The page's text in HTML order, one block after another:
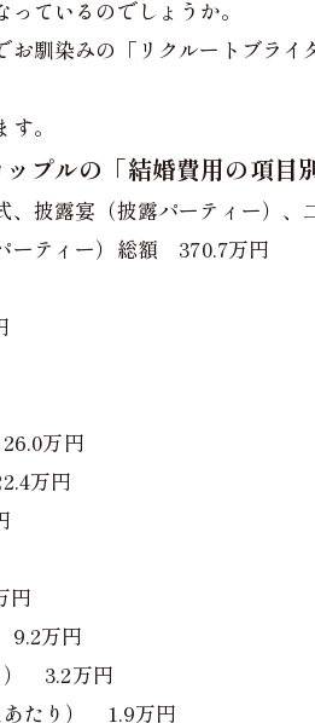
ているのでしょうか。
お馴染みの「リクルートブラ
。
プルの「結婚費用の項目
披露宴（披露パーティー）
ーティー）総額 370.7万円
万円
万円
円
9.2万円
） 3.2万円
あたり） 1.9万円